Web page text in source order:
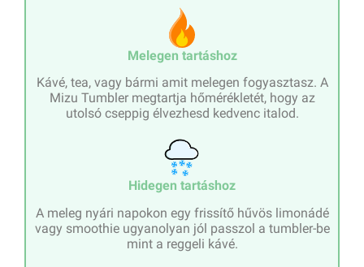
Melegen tartáshoz
Kávé, tea, vagy bármi amit melegen fogyasztasz. A
Mizu Tumbler megtartja hőmérékletét, hogy az
utolsó cseppig élvezhesd kedvenc italod.
Hidegen tartáshoz
A meleg nyári napokon egy frissítő hűvös limonádé
vagy smoothie ugyanolyan jól passzol a tumbler-be
mint a reggeli kávé.